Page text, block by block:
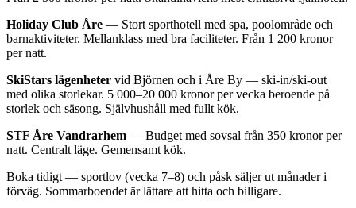
Holiday Club Åre — Stort sporthotell med spa, poolområde och
barnaktiviteter. Mellanklass med bra faciliteter. Från 1 200 kronor
per natt.
SkiStars lägenheter vid Björnen och i Åre By — ski-in/ski-out
med olika storlekar. 5 000–20 000 kronor per vecka beroende på
storlek och säsong. Självhushåll med fullt kök.
STF Åre Vandrarhem — Budget med sovsal från 350 kronor per
natt. Centralt läge. Gemensamt kök.
Boka tidigt — sportlov (vecka 7–8) och påsk säljer ut månader i
förväg. Sommarboendet är lättare att hitta och billigare.